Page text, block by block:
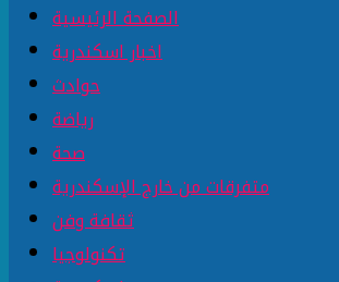
الصفحة الرئيسية
اخبار اسكندرية
حوادث
رياضة
صحة
متفرقات من خارج الإسكندرية
ثقافة وفن
تكنولوجيا